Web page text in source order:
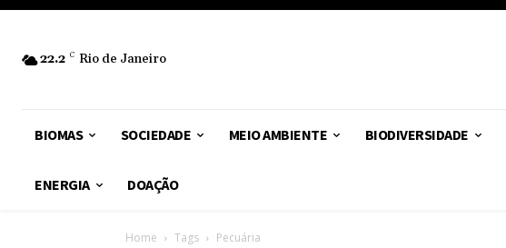
22.2 C Rio de Janeiro
BIOMAS SOCIEDADE MEIO AMBIENTE BIODIVERSIDADE
ENERGIA DOAÇÃO
Home Tags Pecuária